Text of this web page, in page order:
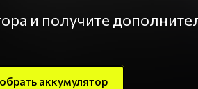
и получите
аккумулятор